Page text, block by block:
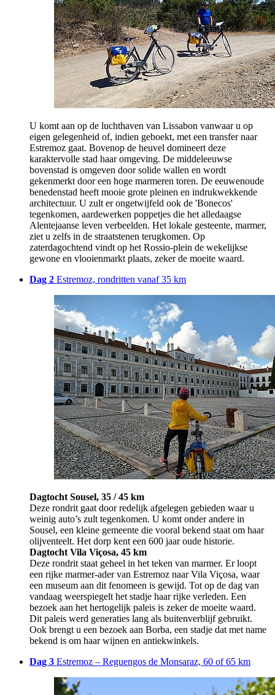
U komt aan op de luchthaven van Lissabon vanwaar u op
eigen gelegenheid of, indien geboekt, met een transfer naar
Estremoz gaat. Bovenop de heuvel domineert deze
karaktervolle stad haar omgeving. De middeleeuwse
bovenstad is omgeven door solide wallen en wordt
gekenmerkt door een hoge marmeren toren. De eeuwenoude
benedenstad heeft mooie grote pleinen en indrukwekkende
architectuur. U zult er ongetwijfeld ook de 'Bonecos'
tegenkomen, aardewerken poppetjes die het alledaagse
Alentejaanse leven verbeelden. Het lokale gesteente, marmer,
ziet u zelfs in de straatstenen terugkomen. Op
zaterdagochtend vindt op het Rossio-plein de wekelijkse
gewone en vlooienmarkt plaats, zeker de moeite waard.
Dag 2 Estremoz, rondritten vanaf 35 km
Dagtocht Sousel, 35 / 45 km
Deze rondrit gaat door redelijk afgelegen gebieden waar u
weinig auto’s zult tegenkomen. U komt onder andere in
Sousel, een kleine gemeente die vooral bekend staat om haar
olijventeelt. Het dorp kent een 600 jaar oude historie.
Dagtocht Vila Viçosa, 45 km
Deze rondrit staat geheel in het teken van marmer. Er loopt
een rijke marmer-ader van Estremoz naar Vila Viçosa, waar
een museum aan dit fenomeen is gewijd. Tot op de dag van
vandaag weerspiegelt het stadje haar rijke verleden. Een
bezoek aan het hertogelijk paleis is zeker de moeite waard.
Dit paleis werd generaties lang als buitenverblijf gebruikt.
Ook brengt u een bezoek aan Borba, een stadje dat met name
bekend is om haar wijnen en antiekwinkels.
Dag 3 Estremoz – Reguengos de Monsaraz, 60 of 65 km